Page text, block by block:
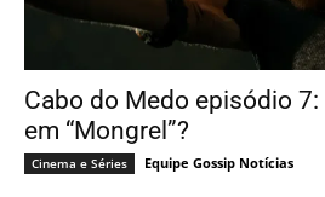
Cabo do Medo episódio
em “Mongrel”?
Cinema e Séries Equipe Gossip Notícias